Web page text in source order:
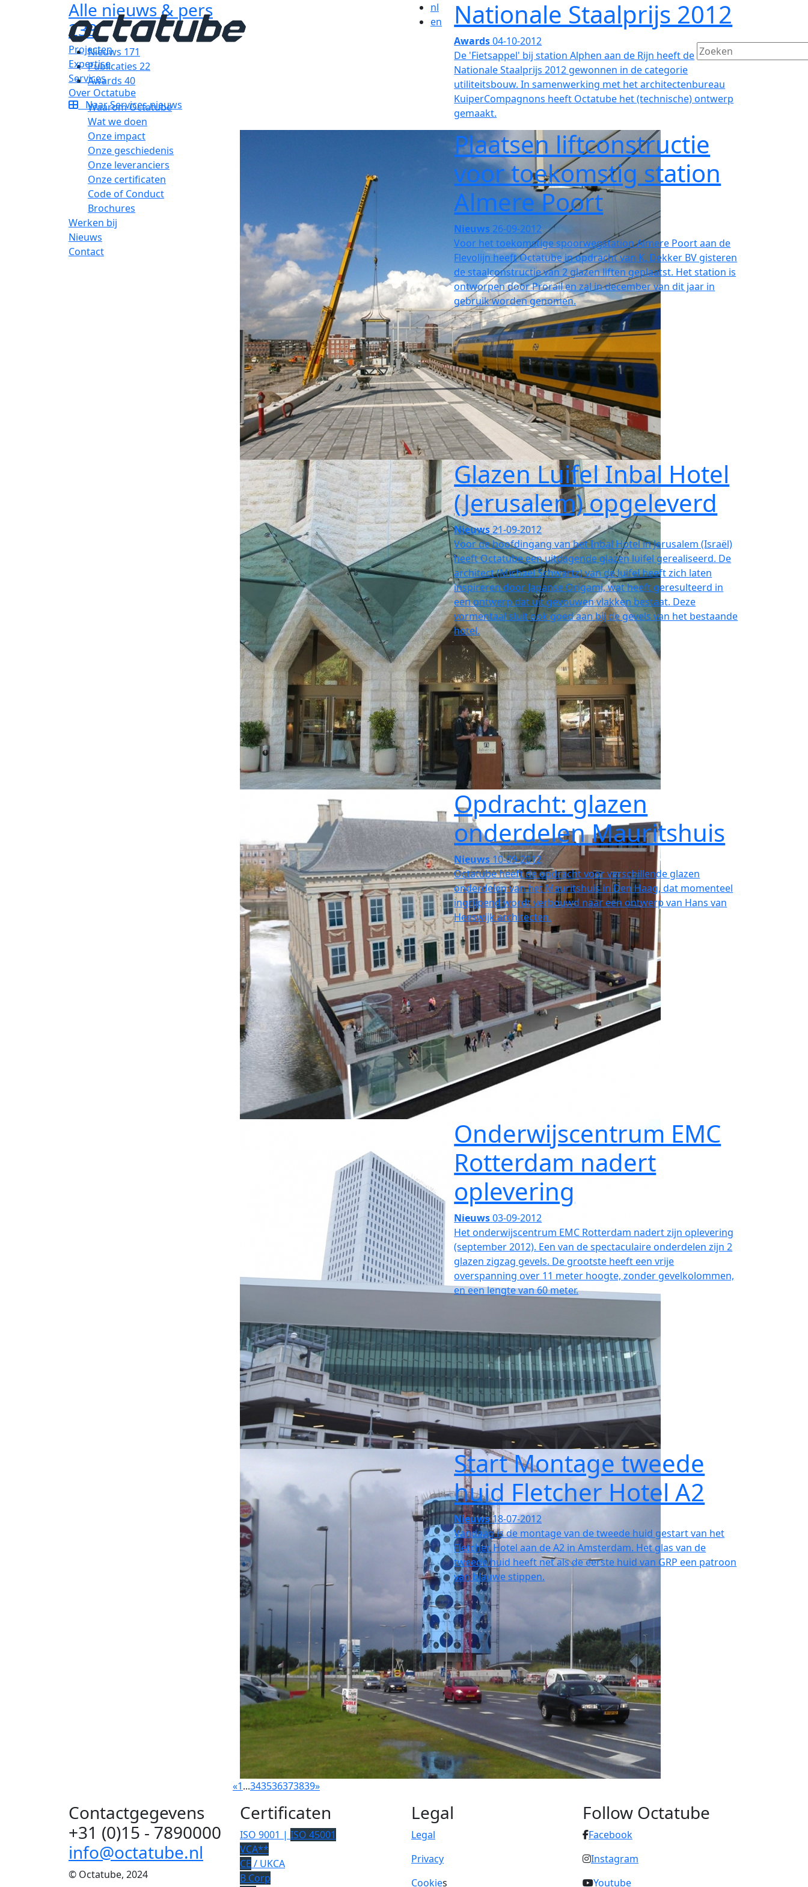
nl
en
Projecten
Expertise
Services
Over Octatube
Waarom Octatube
Wat we doen
Onze impact
Onze geschiedenis
Onze leveranciers
Onze certificaten
Code of Conduct
Brochures
Werken bij
Nieuws
Contact
Alle nieuws & pers
233
Nieuws 171
Publicaties 22
Awards 40
Naar Services nieuws
Nationale Staalprijs 2012
Awards04-10-2012
De 'Fietsappel' bij station Alphen aan de Rijn heeft de
Nationale Staalprijs 2012 gewonnen in de categorie
utiliteitsbouw. In samenwerking met het architectenbureau
KuiperCompagnons heeft Octatube het (technische) ontwerp
gemaakt.
Plaatsen liftconstructie
voor toekomstig station
Almere Poort
Nieuws 26-09-2012
Voor het toekomstige spoorwegstation Almere Poort aan de
Flevolijn heeft Octatube in opdracht van K. Dekker BV gisteren
de staalconstructie van 2 glazen liften geplaatst. Het station is
ontworpen door Prorail en zal in december van dit jaar in
gebruik worden genomen.
Glazen Luifel Inbal Hotel
(Jerusalem) opgeleverd
Nieuws21-09-2012
Voor de hoofdingang van het Inbal Hotel in Jerusalem (Israël)
heeft Octatube een uitdagende glazen luifel gerealiseerd. De
architect (Michael Schwartz) van de luifel heeft zich laten
inspireren door Japanse Origami, wat heeft geresulteerd in
een ontwerp dat uit gevouwen vlakken bestaat. Deze
vormentaal sluit ook goed aan bij de gevels van het bestaande
hotel.
Opdracht: glazen
onderdelen Mauritshuis
Nieuws 10-09-2012
Octatube heeft de opdracht voor verschillende glazen
onderdelen van het Mauritshuis in Den Haag, dat momenteel
ingrijpend wordt verbouwd naar een ontwerp van Hans van
Heeswijk architecten.
Onderwijscentrum EMC
Rotterdam nadert
oplevering
Nieuws03-09-2012
Het onderwijscentrum EMC Rotterdam nadert zijn oplevering
(september 2012). Een van de spectaculaire onderdelen zijn 2
glazen zigzag gevels. De grootste heeft een vrije
overspanning over 11 meter hoogte, zonder gevelkolommen,
en een lengte van 60 meter.
Start Montage tweede
huid Fletcher Hotel A2
Nieuws18-07-2012
Vandaag is de montage van de tweede huid gestart van het
Fletcher Hotel aan de A2 in Amsterdam. Het glas van de
tweede huid heeft net als de eerste huid van GRP een patroon
van blauwe stippen.
«1...343536373839»
Contactgegevens
+31 (0)15 - 7890000
info@octatube.nl
© Octatube, 2024
Certificaten
ISO 9001 | ISO 45001
VCA**
CE / UKCA
B Corp
Legal
Legal
Privacy
Cookies
Follow Octatube
Facebook
Instagram
Youtube